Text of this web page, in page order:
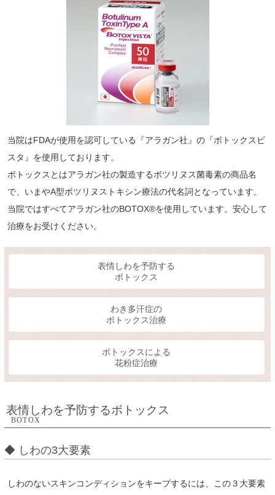
当院はFDAが使用を認可している『アラガン社』の『ボトックスビ
スタ』を使用しております。
ボトックスとはアラガン社の製造するボツリヌス菌毒素の商品名
で、いまやA型ボツリヌストキシン療法の代名詞となっています。
当院ではすべてアラガン社のBOTOX®を使用しています。安心して
治療をお受けください。
表情しわを予防する
ボトックス
わき多汗症の
ボトックス治療
ボトックスによる
花粉症治療
表情しわを予防するボトックス
BOTOX
◆ しわの3大要素
しわのないスキンコンディションをキープするには、この３大要素